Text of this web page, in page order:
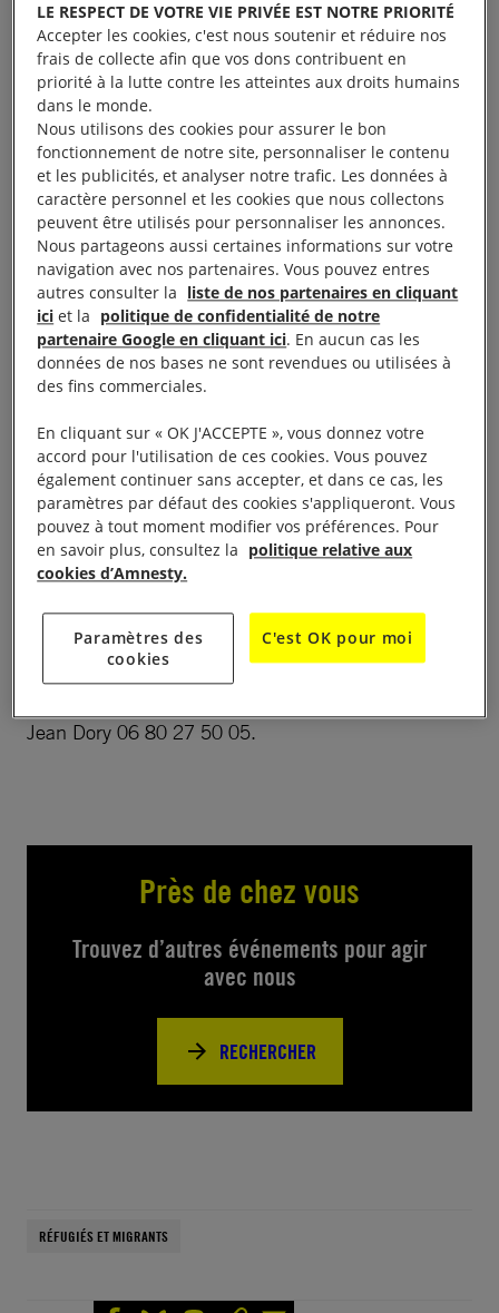
Le groupe de Saint-Maur traitera de l’accueil des
réfugiésdans le cadre de la campagne I Welcome
23 mars à 20 hà la salle de cinéma de l’Espace
A, station : Sucy-Bonneuil. FilmBienvenus !du
réalisateur Rune Denstad Langlo, Intervenants :
Sylvie Houedenou A.I.F., Arnaud Bedouet réalisateur
du film Clandestins, Yves Ballard Cimade, Marie
Carole Ciuntu Maire de Sucy-en-Brie, agapes en
Contact :
Jean Dory 06 80 27 50 05.
Près de chez vous
Trouvez d’autres événements pour agir
avec nous
RECHERCHER
RÉFUGIÉS ET MIGRANTS
LE RESPECT DE VOTRE VIE PRIVÉE EST NOTRE PRIORITÉ
Accepter les cookies, c'est nous soutenir et réduire nos
frais de collecte afin que vos dons contribuent en
priorité à la lutte contre les atteintes aux droits humains
dans le monde.
Nous utilisons des cookies pour assurer le bon
fonctionnement de notre site, personnaliser le contenu
et les publicités, et analyser notre trafic. Les données à
caractère personnel et les cookies que nous collectons
peuvent être utilisés pour personnaliser les annonces.
Nous partageons aussi certaines informations sur votre
navigation avec nos partenaires. Vous pouvez entres
autres consulter la liste de nos partenaires en cliquant
ici et la politique de confidentialité de notre
partenaire Google en cliquant ici. En aucun cas les
données de nos bases ne sont revendues ou utilisées à
des fins commerciales.
En cliquant sur « OK J'ACCEPTE », vous donnez votre
accord pour l'utilisation de ces cookies. Vous pouvez
également continuer sans accepter, et dans ce cas, les
paramètres par défaut des cookies s'appliqueront. Vous
pouvez à tout moment modifier vos préférences. Pour
en savoir plus, consultez la politique relative aux
cookies d’Amnesty.
Paramètres des
cookies
C'est OK pour moi